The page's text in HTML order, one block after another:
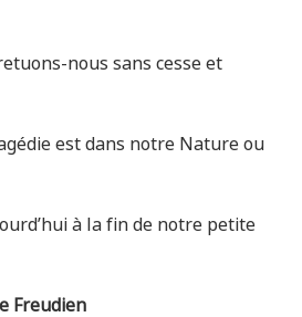
nous sans cesse et
est dans notre Nature ou
à la fin de notre petite
Freudien